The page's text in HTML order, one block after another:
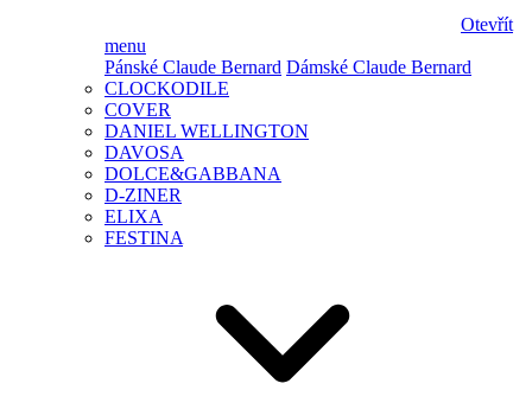
Otevřít
menu
Pánské Claude Bernard Dámské Claude Bernard
CLOCKODILE
COVER
DANIEL WELLINGTON
DAVOSA
DOLCE&GABBANA
D-ZINER
ELIXA
FESTINA